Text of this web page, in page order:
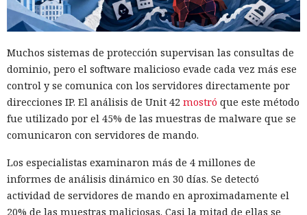
funcionamiento de instituciones enteras: el FBIadvirtió
sobre casos coordinados de swatting, que afectan
Estados Unidos.
Los atacantes informan a los servicios de emergencia sobre
explosiones ficticias, tiroteos o toma de rehenes en una
dirección concreta. La idea es que envíen unidades
especiales y otras fuerzas policiales al lugar de la supuesta
alarma es falsa.
Antes el swatting se aplicaba con más frecuencia contra
personas individuales por conflictos personales. Ahora el
Muchos sistemas de protección supervisan las consultas de
dominio, pero el software malicioso evade cada vez más ese
control y se comunica con los servidores directamente por
direcciones IP. El análisis de Unit 42 mostró que este método
fue utilizado por el 45% de las muestras de malware que se
comunicaron con servidores de mando.
Los especialistas examinaron más de 4 millones de
informes de análisis dinámico en 30 días. Se detectó
actividad de servidores de mando en aproximadamente el
20% de las muestras maliciosas. Casi la mitad de ellas se